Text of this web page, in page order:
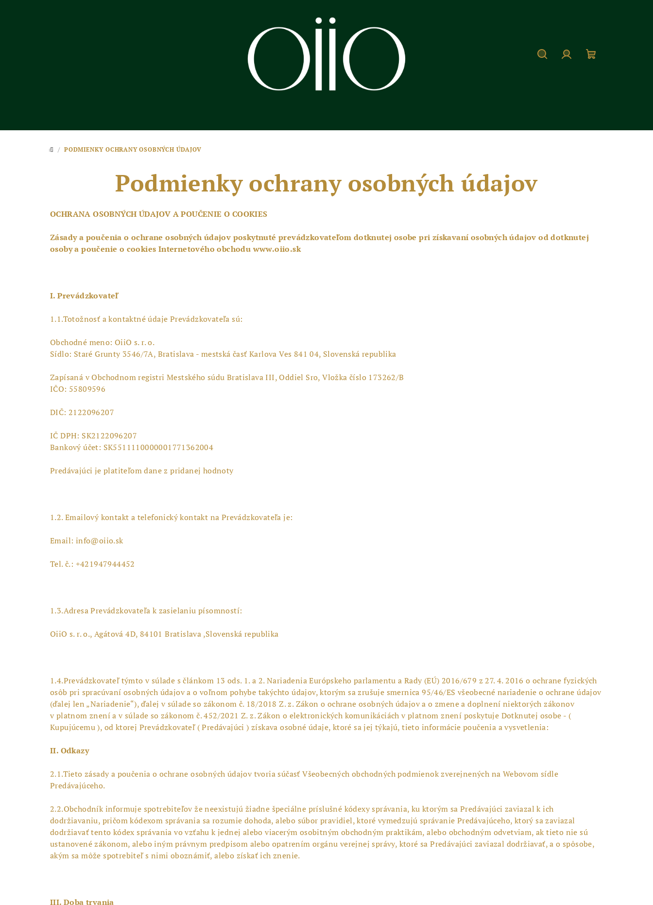
DOMOV
/ PODMIENKY OCHRANY OSOBNÝCH ÚDAJOV
Podmienky ochrany osobných údajov
OCHRANA OSOBNÝCH ÚDAJOV A POUČENIE O COOKIES
Zásady a poučenia o ochrane osobných údajov poskytnuté prevádzkovateľom dotknutej osobe pri získavaní osobných údajov od dotknutej
osoby a poučenie o cookies Internetového obchodu www.oiio.sk
I. Prevádzkovateľ
1.1.Totožnosť a kontaktné údaje Prevádzkovateľa sú:
Obchodné meno: OiiO s. r. o.
Sídlo: Staré Grunty 3546/7A, Bratislava - mestská časť Karlova Ves 841 04, Slovenská republika
Zapísaná v Obchodnom registri Mestského súdu Bratislava III, Oddiel Sro, Vložka číslo 173262/B
IČO: 55809596
DIČ: 2122096207
IČ DPH: SK2122096207
Bankový účet: SK5511110000001771362004
Predávajúci je platiteľom dane z pridanej hodnoty
1.2. Emailový kontakt a telefonický kontakt na Prevádzkovateľa je:
Email: info@oiio.sk
Tel. č.: +421947944452
1.3.Adresa Prevádzkovateľa k zasielaniu písomností:
OiiO s. r. o., Agátová 4D, 84101 Bratislava ,Slovenská republika
1.4.Prevádzkovateľ týmto v súlade s článkom 13 ods. 1. a 2. Nariadenia Európskeho parlamentu a Rady (EÚ) 2016/679 z 27. 4. 2016 o ochrane fyzických
osôb pri spracúvaní osobných údajov a o voľnom pohybe takýchto údajov, ktorým sa zrušuje smernica 95/46/ES všeobecné nariadenie o ochrane údajov
(ďalej len „Nariadenie“), ďalej v súlade so zákonom č. 18/2018 Z. z. Zákon o ochrane osobných údajov a o zmene a doplnení niektorých zákonov
v platnom znení a v súlade so zákonom č. 452/2021 Z. z. Zákon o elektronických komunikáciách v platnom znení poskytuje Dotknutej osobe - (
Kupujúcemu ), od ktorej Prevádzkovateľ ( Predávajúci ) získava osobné údaje, ktoré sa jej týkajú, tieto informácie poučenia a vysvetlenia:
II. Odkazy
2.1.Tieto zásady a poučenia o ochrane osobných údajov tvoria súčasť Všeobecných obchodných podmienok zverejnených na Webovom sídle
Predávajúceho.
2.2.Obchodník informuje spotrebiteľov že neexistujú žiadne špeciálne príslušné kódexy správania, ku ktorým sa Predávajúci zaviazal k ich
dodržiavaniu, pričom kódexom správania sa rozumie dohoda, alebo súbor pravidiel, ktoré vymedzujú správanie Predávajúceho, ktorý sa zaviazal
dodržiavať tento kódex správania vo vzťahu k jednej alebo viacerým osobitným obchodným praktikám, alebo obchodným odvetviam, ak tieto nie sú
ustanovené zákonom, alebo iným právnym predpisom alebo opatrením orgánu verejnej správy, ktoré sa Predávajúci zaviazal dodržiavať, a o spôsobe,
akým sa môže spotrebiteľ s nimi oboznámiť, alebo získať ich znenie.
III. Doba trvania